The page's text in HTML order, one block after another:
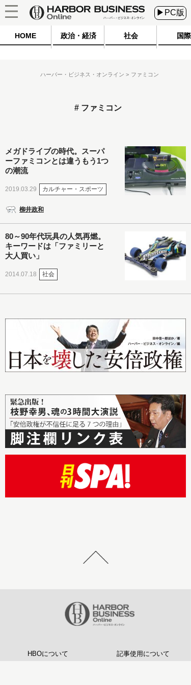
▶PC版
HOME 政治・経済 社会 国際
ハーバー・ビジネス・オンライン ファミコン
ファミコン
メガドライブの時代。スーパ
ーファミコンとは違うもう1つ
の潮流
2019.03.29 カルチャー・スポーツ
柳井政和
80～90年代玩具の人気再燃。
キーワードは「ファミリーと
大人買い」
2014.07.18 社会
HBOについて 記事使用について